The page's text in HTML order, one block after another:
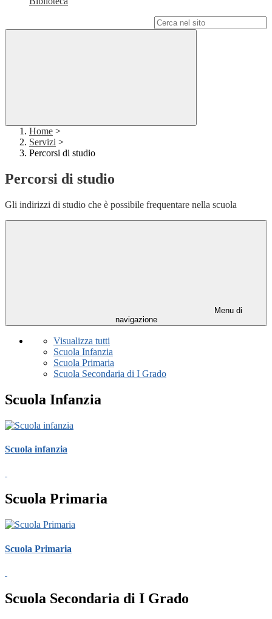
Home >
Servizi >
Percorsi di studio
Percorsi di studio
Gli indirizzi di studio che è possibile frequentare nella scuola
Menu di
navigazione
Visualizza tutti
Scuola Infanzia
Scuola Primaria
Scuola Secondaria di I Grado
Scuola Infanzia
Scuola infanzia
Scuola Primaria
Scuola Primaria
Scuola Secondaria di I Grado